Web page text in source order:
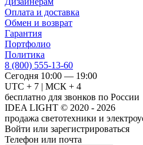
Оплата и доставка
Обмен и возврат
Гарантия
Портфолио
Политика
8 (800) 555-13-60
Сегодня 10:00 — 19:00
UTC + 7 | МСК + 4
бесплатно для звонков по России
IDEA LIGHT © 2020 - 2026
продажа светотехники и
Войти или зарегистрироваться
Телефон или почта